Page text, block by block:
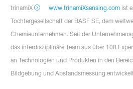
trinamiX www.trinamiXsensing.comist
Tochtergesellschaft der BASF SE, dem
Chemieunternehmen. Seit der
das interdisziplinäre Team aus über 100
an Technologien und Produkten in den
Bildgebung und Abstandsmessung